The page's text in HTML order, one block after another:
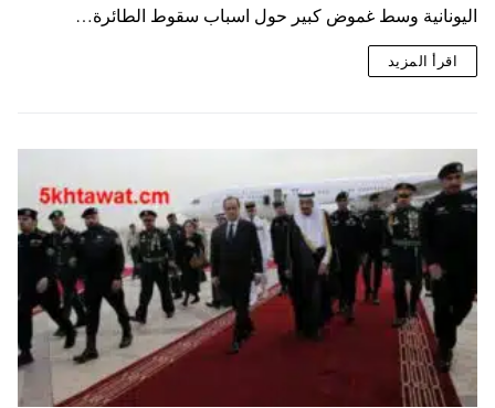
اليونانية وسط غموض كبير حول اسباب سقوط الطائرة…
اقرأ المزيد